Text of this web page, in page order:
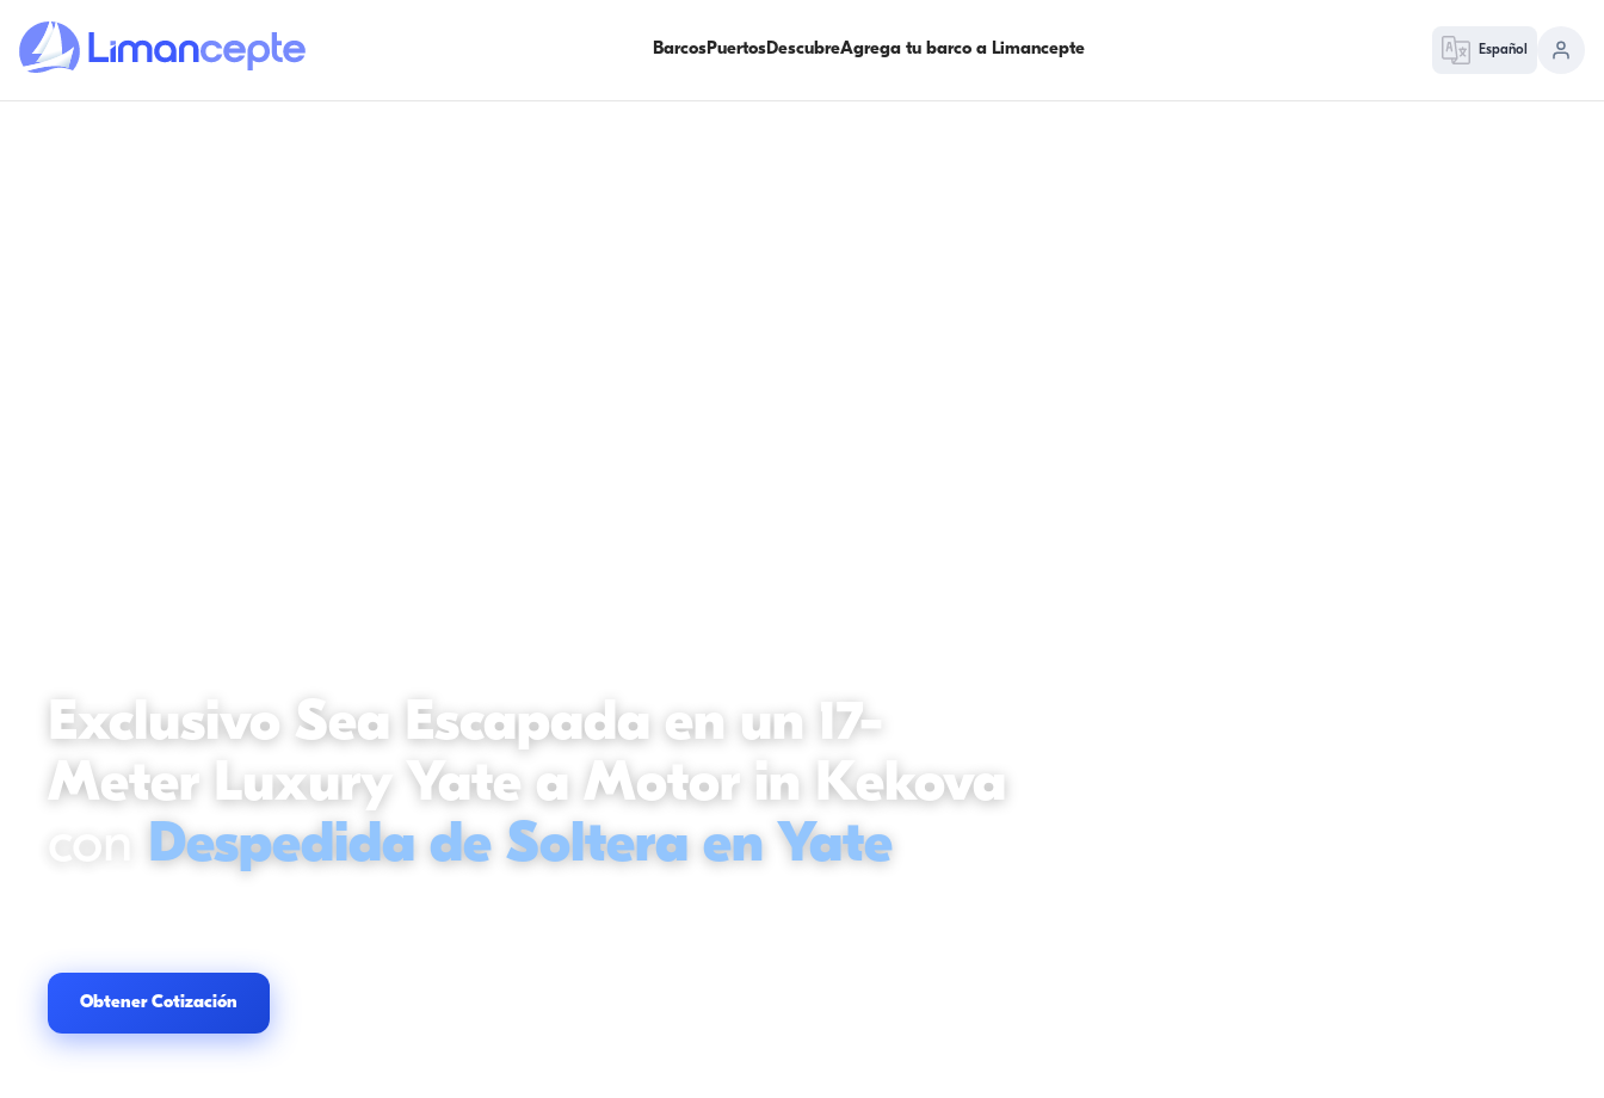
BarcosPuertosDescubreAgrega tu barco a Limancepte Español
Exclusivo Sea Escapada en un 17-
Meter Luxury Yate a Motor in Kekova
con
Despedida de Soltera en Yate
Obtener Cotización